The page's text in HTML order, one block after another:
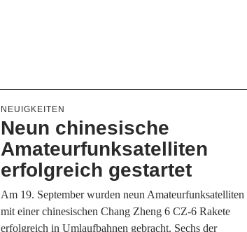
NEUIGKEITEN
Neun chinesische
Amateurfunksatelliten
erfolgreich gestartet
Am 19. September wurden neun Amateurfunksatelliten
mit einer chinesischen Chang Zheng 6 CZ-6 Rakete
erfolgreich in Umlaufbahnen gebracht. Sechs der